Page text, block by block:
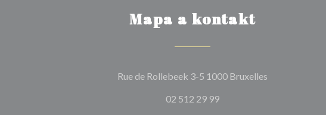
Mapa a kontakt
Rue de Rollebeek 3-5 1000 Bruxelles
02 512 29 99